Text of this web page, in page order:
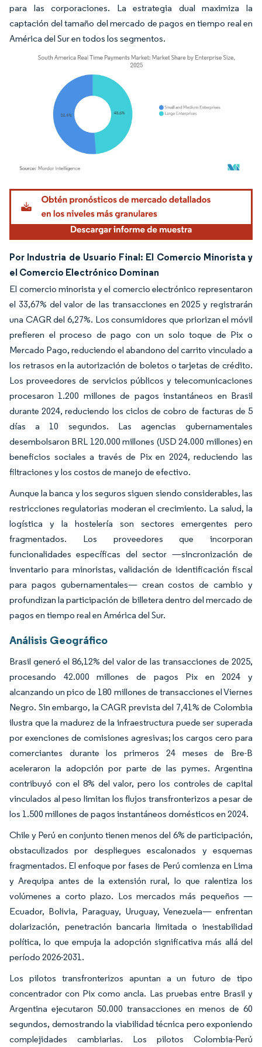
para las corporaciones. La estrategia dual maximiza la
captación del tamaño del mercado de pagos en tiempo real en
América del Sur en todos los segmentos.
Imagen © Mordor Intelligence. El uso requiere atribución según CC BY 4.0.
Por Industria de Usuario Final: El Comercio Minorista y
el Comercio Electrónico Dominan
El comercio minorista y el comercio electrónico representaron
el 33,67% del valor de las transacciones en 2025 y registrarán
una CAGR del 6,27%. Los consumidores que priorizan el móvil
prefieren el proceso de pago con un solo toque de Pix o
Mercado Pago, reduciendo el abandono del carrito vinculado a
los retrasos en la autorización de boletos o tarjetas de crédito.
Los proveedores de servicios públicos y telecomunicaciones
procesaron 1.200 millones de pagos instantáneos en Brasil
durante 2024, reduciendo los ciclos de cobro de facturas de 5
días a 10 segundos. Las agencias gubernamentales
desembolsaron BRL 120.000 millones (USD 24.000 millones) en
beneficios sociales a través de Pix en 2024, reduciendo las
filtraciones y los costos de manejo de efectivo.
Aunque la banca y los seguros siguen siendo considerables, las
restricciones regulatorias moderan el crecimiento. La salud, la
logística y la hostelería son sectores emergentes pero
fragmentados. Los proveedores que incorporan
funcionalidades específicas del sector —sincronización de
inventario para minoristas, validación de identificación fiscal
para pagos gubernamentales— crean costos de cambio y
profundizan la participación de billetera dentro del mercado de
pagos en tiempo real en América del Sur.
Análisis Geográfico
Brasil generó el 86,12% del valor de las transacciones de 2025,
procesando 42.000 millones de pagos Pix en 2024 y
alcanzando un pico de 180 millones de transacciones el Viernes
Negro. Sin embargo, la CAGR prevista del 7,41% de Colombia
ilustra que la madurez de la infraestructura puede ser superada
por exenciones de comisiones agresivas; los cargos cero para
comerciantes durante los primeros 24 meses de Bre-B
aceleraron la adopción por parte de las pymes. Argentina
contribuyó con el 8% del valor, pero los controles de capital
vinculados al peso limitan los flujos transfronterizos a pesar de
los 1.500 millones de pagos instantáneos domésticos en 2024.
Chile y Perú en conjunto tienen menos del 6% de participación,
obstaculizados por despliegues escalonados y esquemas
fragmentados. El enfoque por fases de Perú comienza en Lima
y Arequipa antes de la extensión rural, lo que ralentiza los
volúmenes a corto plazo. Los mercados más pequeños —
Ecuador, Bolivia, Paraguay, Uruguay, Venezuela— enfrentan
dolarización, penetración bancaria limitada o inestabilidad
política, lo que empuja la adopción significativa más allá del
período 2026-2031.
Los pilotos transfronterizos apuntan a un futuro de tipo
concentrador con Pix como ancla. Las pruebas entre Brasil y
Argentina ejecutaron 50.000 transacciones en menos de 60
segundos, demostrando la viabilidad técnica pero exponiendo
complejidades cambiarias. Los pilotos Colombia-Perú